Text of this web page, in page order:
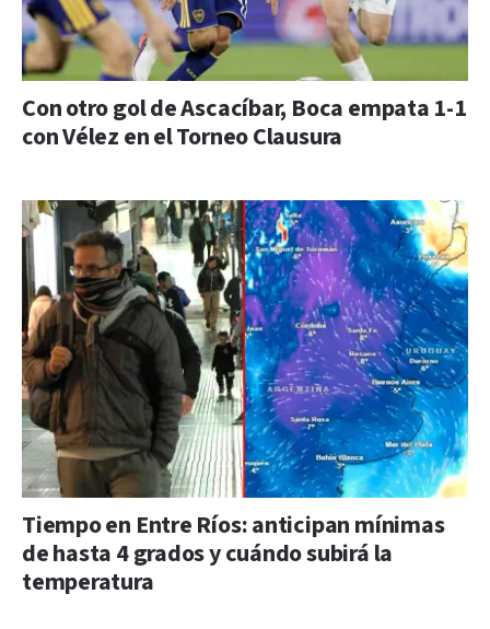
Con otro gol de Ascacíbar, Boca empata 1-1
con Vélez en el Torneo Clausura
Tiempo en Entre Ríos: anticipan mínimas
de hasta 4 grados y cuándo subirá la
temperatura